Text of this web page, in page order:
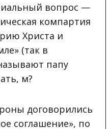
вопрос —
компартия
Христа и
(так в
папу
м?
договорились
соглашение», по